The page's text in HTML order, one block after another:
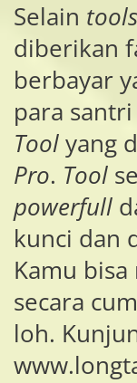
Selain tools
diberikan
berbayar
para
Tool yang
Pro. Tool
powerfull
kunci dan
Kamu
secara
loh.